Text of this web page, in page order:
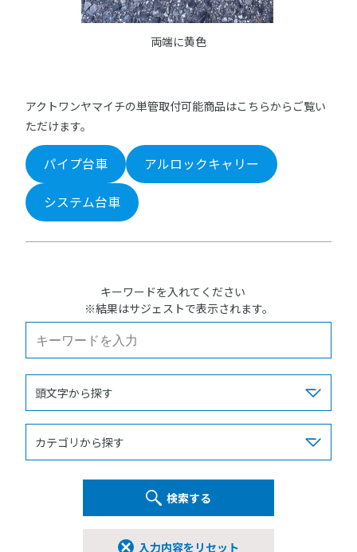
両端に黄色
アクトワンヤマイチの単管取付可能商品はこちらからご覧い
ただけます。
パイプ台車 アルロックキャリー
システム台車
キーワードを入れてください
※結果はサジェストで表示されます。
入力内容をリセット
検索する